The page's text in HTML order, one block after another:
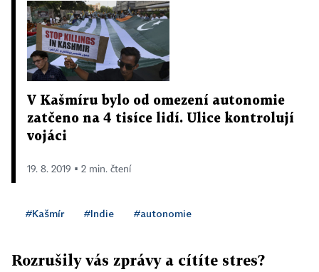
V Kašmíru bylo od omezení autonomie
zatčeno na 4 tisíce lidí. Ulice kontrolují
vojáci
19. 8. 2019 ▪ 2 min. čtení
#Kašmír #Indie #autonomie
Rozrušily vás zprávy a cítíte stres?